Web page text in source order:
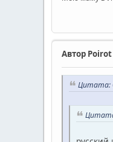
Автор Poirot
Цитата: